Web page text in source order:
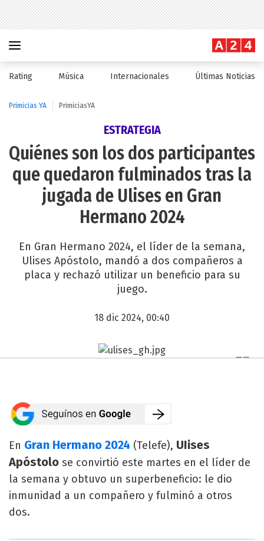
Rating Música Internacionales Últimas Noticias
Primicias YA PrimiciasYA
ESTRATEGIA
Quiénes son los dos participantes
que quedaron fulminados tras la
jugada de Ulises en Gran
Hermano 2024
En Gran Hermano 2024, el líder de la semana,
Ulises Apóstolo, mandó a dos compañeros a
placa y rechazó utilizar un beneficio para su
juego.
18 dic 2024, 00:40
En Gran Hermano 2024 (Telefe), UIises
Apóstolo se convirtió este martes en el líder de
la semana y obtuvo un superbeneficio: le dio
inmunidad a un compañero y fulminó a otros
dos.